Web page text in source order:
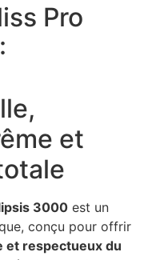
Pro
et
3000 est un
conçu pour offrir
et respectueux du